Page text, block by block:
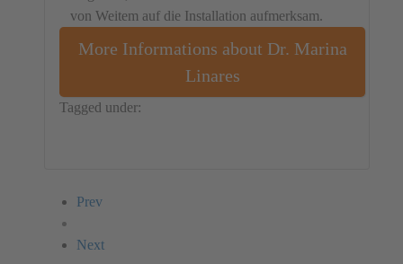
von Weitem auf die Installation aufmerksam.
More Informations about Dr. Marina
Linares
Tagged under:
Prev
Next